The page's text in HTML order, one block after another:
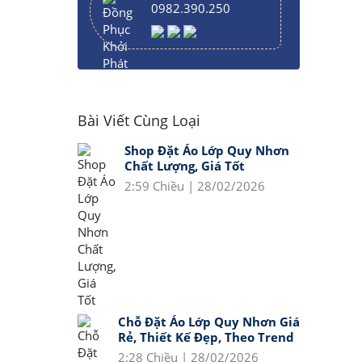
0982.390.250
Bài Viết Cùng Loại
Shop Đặt Áo Lớp Quy Nhơn
Chất Lượng, Giá Tốt
2:59 Chiều | 28/02/2026
Chỗ Đặt Áo Lớp Quy Nhơn Giá
Rẻ, Thiết Kế Đẹp, Theo Trend
2:28 Chiều | 28/02/2026